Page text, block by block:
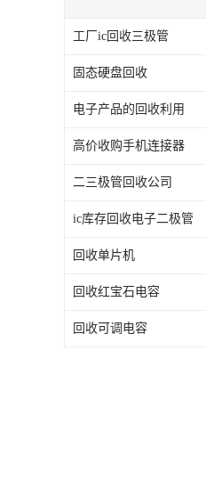
工厂ic回收三极管
固态硬盘回收
电子产品的回收利用
高价收购手机连接器
二三极管回收公司
ic库存回收电子二极管
回收单片机
回收红宝石电容
回收可调电容